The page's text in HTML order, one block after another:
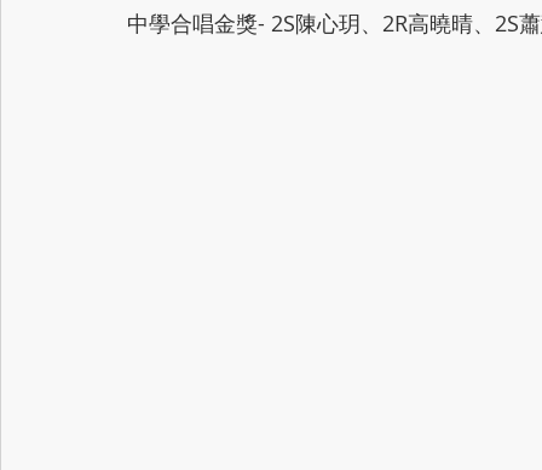
中學合唱金獎- 2S陳心玥、2R高曉晴、2S